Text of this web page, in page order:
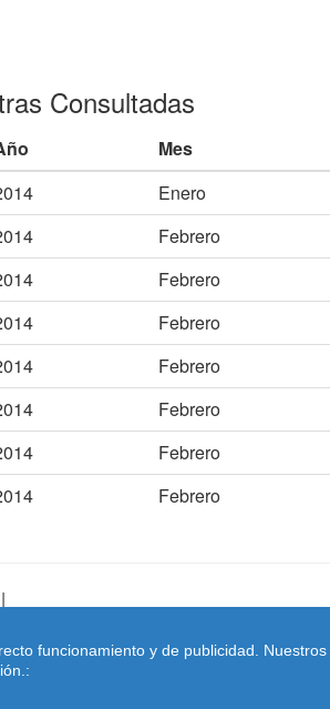
Consultadas
Mes
Enero
Febrero
Febrero
Febrero
Febrero
Febrero
Febrero
Febrero
Coches-belgica.com
funcionamiento y de publicidad.